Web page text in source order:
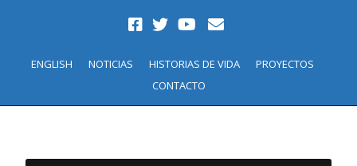
ENGLISH NOTICIAS HISTORIAS DE VIDA
PROYECTOS
CONTACTO